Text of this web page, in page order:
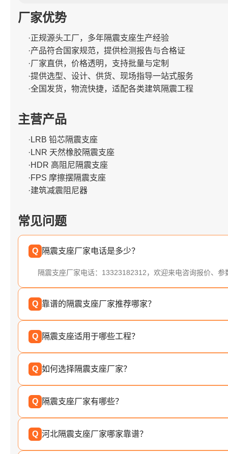
厂家优势
·正规源头工厂，多年隔震支座生产经验
·产品符合国家规范，提供检测报告与合格证
·厂家直供，价格透明，支持批量与定制
·提供选型、设计、供货、现场指导一站式服务
·全国发货，物流快捷，适配各类建筑隔震工程
主营产品
·LRB 铅芯隔震支座
·LNR 天然橡胶隔震支座
·HDR 高阻尼隔震支座
·FPS 摩擦摆隔震支座
·建筑减震阻尼器
常见问题
Q 隔震支座厂家电话是多少？
隔震支座厂家电话：13323182312，欢迎来电咨询报价、参
Q 靠谱的隔震支座厂家推荐哪家？
Q 隔震支座适用于哪些工程？
Q 如何选择隔震支座厂家？
Q 隔震支座厂家有哪些？
Q 河北隔震支座厂家哪家靠谱？